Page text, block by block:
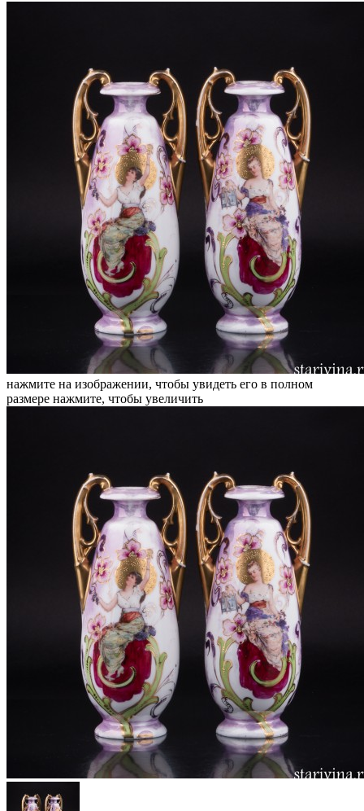
нажмите на изображении, чтобы увидеть его в полном
размере нажмите, чтобы увеличить